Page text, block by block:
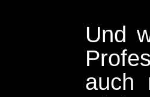
Und
auch